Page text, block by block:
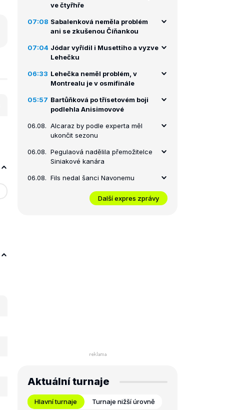
ve čtyřhře
07:08 Sabalenková neměla problém
ani se zkušenou Číňankou
07:04 Jódar vyřídil i Musettiho a vyzve
Lehečku
06:33 Lehečka neměl problém, v
Montrealu je v osmifinále
05:57 Bartůňková po třísetovém boji
podlehla Anisimovové
06.08. Alcaraz by podle experta měl
ukončit sezonu
06.08. Pegulaová nadělila přemožitelce
Siniakové kanára
06.08. Fils nedal šanci Navonemu
Další expres zprávy
Aktuální turnaje
Hlavní turnaje Turnaje nižší úrovně